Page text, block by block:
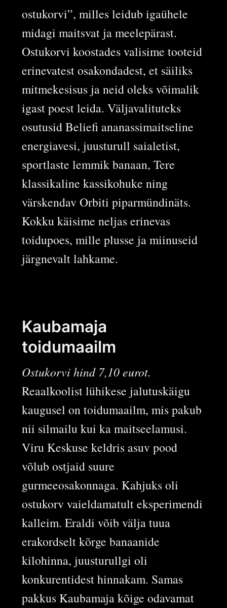
ostukorvi”, milles leidub igaühele
midagi maitsvat ja meelepärast.
Ostukorvi koostades valisime tooteid
erinevatest osakondadest, et säiliks
mitmekesisus ja neid oleks võimalik
igast poest leida. Väljavalituteks
osutusid Beliefi ananassimaitseline
energiavesi, juusturull saialetist,
sportlaste lemmik banaan, Tere
klassikaline kassikohuke ning
värskendav Orbiti piparmündinäts.
Kokku käisime neljas erinevas
toidupoes, mille plusse ja miinuseid
järgnevalt lahkame.
Kaubamaja
toidumaailm
Ostukorvi hind 7,10 eurot.
Reaalkoolist lühikese jalutuskäigu
kaugusel on toidumaailm, mis pakub
nii silmailu kui ka maitseelamusi.
Viru Keskuse keldris asuv pood
võlub ostjaid suure
gurmeeosakonnaga. Kahjuks oli
ostukorv vaieldamatult eksperimendi
kalleim. Eraldi võib välja tuua
erakordselt kõrge banaanide
kilohinna, juusturullgi oli
konkurentidest hinnakam. Samas
pakkus Kaubamaja kõige odavamat